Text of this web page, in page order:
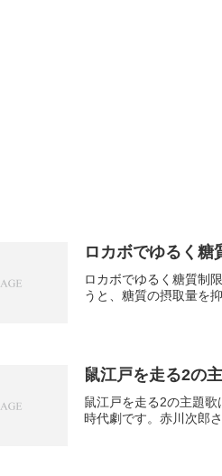
ロカボでゆるく糖
ロカボでゆるく糖質制
うと、糖質の摂取量を
鼠江戸を走る2の
鼠江戸を走る2の主題
時代劇です。赤川次郎